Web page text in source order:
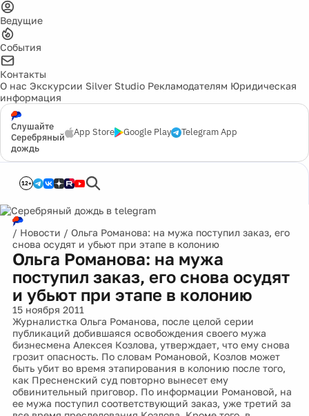
Ведущие
События
Контакты
О нас Экскурсии Silver Studio Рекламодателям Юридическая
информация
Слушайте
Серебряный
дождь
App Store Google Play Telegram App
12+
/ Новости / Ольга Романова: на мужа поступил заказ, его
снова осудят и убьют при этапе в колонию
Ольга Романова: на мужа
поступил заказ, его снова осудят
и убьют при этапе в колонию
15 ноября 2011
Журналистка Ольга Романова, после целой серии
публикаций добившаяся освобождения своего мужа
бизнесмена Алексея Козлова, утверждает, что ему снова
грозит опасность. По словам Романовой, Козлов может
быть убит во время этапирования в колонию после того,
как Пресненский суд повторно вынесет ему
обвинительный приговор. По информации Романовой, на
ее мужа поступил соответствующий заказ, уже третий за